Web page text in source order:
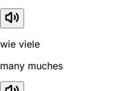
wie viele
many muches